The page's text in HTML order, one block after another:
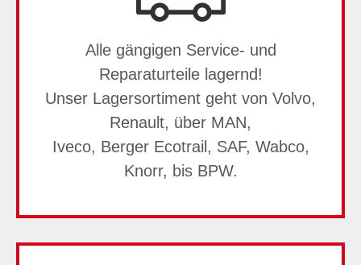
Alle gängigen Service- und
Reparaturteile lagernd!
Unser Lagersortiment geht von Volvo,
Renault, über MAN,
Iveco, Berger Ecotrail, SAF, Wabco,
Knorr, bis BPW.